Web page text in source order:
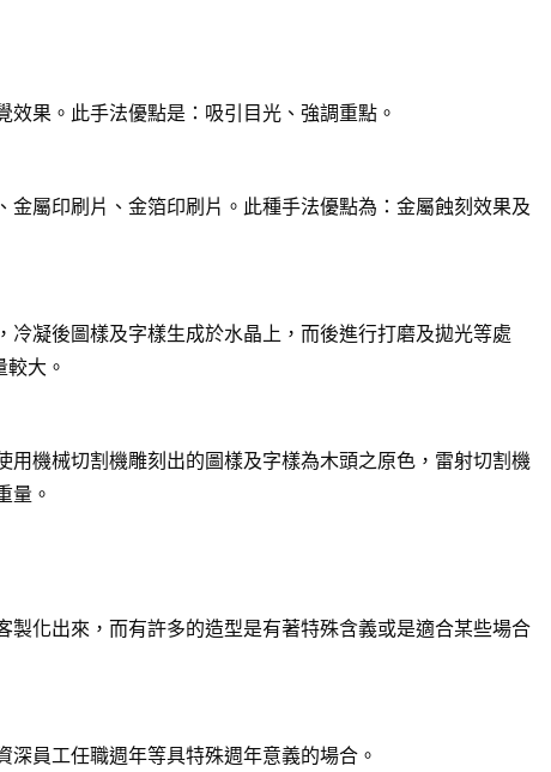
果。此手法優點是：吸引目光、強調重點。
屬印刷片、金箔印刷片。此種手法優點為：金屬蝕刻效果及
凝後圖樣及字樣生成於水晶上，而後進行打磨及拋光等處
大。
機械切割機雕刻出的圖樣及字樣為木頭之原色，雷射切割機
量。
化出來，而有許多的造型是有著特殊含義或是適合某些場合
員工任職週年等具特殊週年意義的場合。